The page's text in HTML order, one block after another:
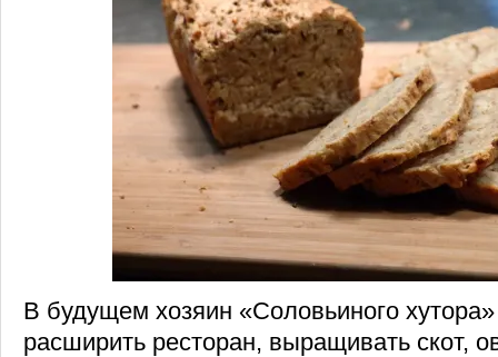
В будущем хозяин «Соловьиного
расширить ресторан, выращивать скот,